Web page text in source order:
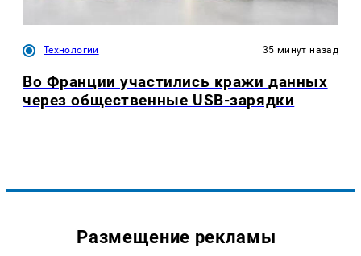
Технологии 35 минут назад
Во Франции участились кражи данных
через общественные USB-зарядки
Размещение рекламы